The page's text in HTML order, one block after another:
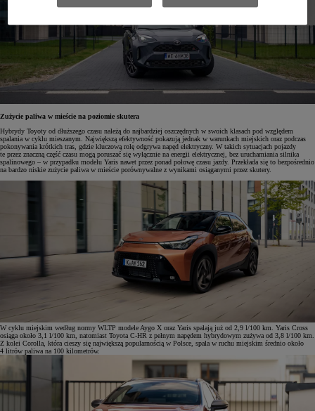
Zużycie paliwa w mieście na poziomie skutera
Hybrydy Toyoty od dłuższego czasu należą do najbardziej oszczędnych w swoich klasach pod względem
spalania w cyklu mieszanym. Największą efektywność pokazują jednak w warunkach miejskich oraz podczas
pokonywania krótkich tras, gdzie kluczową rolę odgrywa napęd elektryczny. W takich sytuacjach pojazdy
te przez znaczną część czasu mogą poruszać się wyłącznie na energii elektrycznej, bez uruchamiania silnika
spalinowego – w przypadku modelu Yaris nawet przez ponad połowę czasu jazdy. Przekłada się to bezpośrednio
na bardzo niskie zużycie paliwa w mieście porównywalne z wynikami osiąganymi przez skutery.
W cyklu miejskim według normy WLTP modele Aygo X oraz Yaris spalają już od 2,9 l/100 km. Yaris Cross
osiąga około 3,1 l/100 km, natomiast Toyota C-HR z pełnym napędem hybrydowym zużywa od 3,8 l/100 km.
Z kolei Corolla, która cieszy się największą popularnością w Polsce, spala w ruchu miejskim średnio około
4 litrów paliwa na 100 kilometrów.